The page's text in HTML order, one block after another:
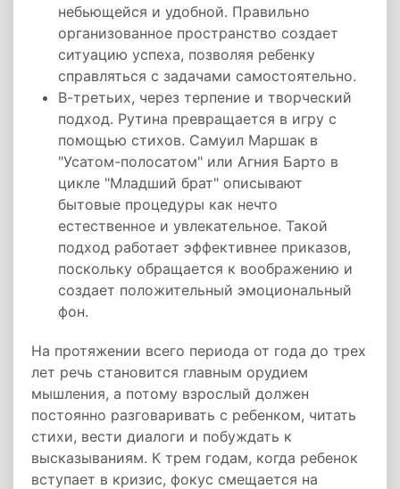
небьющейся и удобной. Правильно
организованное пространство создает
ситуацию успеха, позволяя ребенку
справляться с задачами самостоятельно.
В-третьих, через терпение и творческий
подход. Рутина превращается в игру с
помощью стихов. Самуил Маршак в
"Усатом-полосатом" или Агния Барто в
цикле "Младший брат" описывают
бытовые процедуры как нечто
естественное и увлекательное. Такой
подход работает эффективнее приказов,
поскольку обращается к воображению и
создает положительный эмоциональный
фон.
На протяжении всего периода от года до трех
лет речь становится главным орудием
мышления, а потому взрослый должен
постоянно разговаривать с ребенком, читать
стихи, вести диалоги и побуждать к
высказываниям. К трем годам, когда ребенок
вступает в кризис, фокус смещается на